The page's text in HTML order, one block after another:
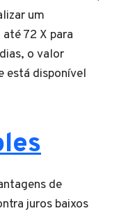
um
72 X para
o valor
está disponível
de
juros baixos